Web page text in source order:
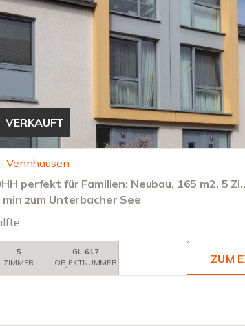
VERKAUFT
Vennhausen
perfekt für Familien: Neubau, 165 m2, 5
zum Unterbacher See
5
ZIMMER
GL-617
OBJEKTNUMMER
ZUM